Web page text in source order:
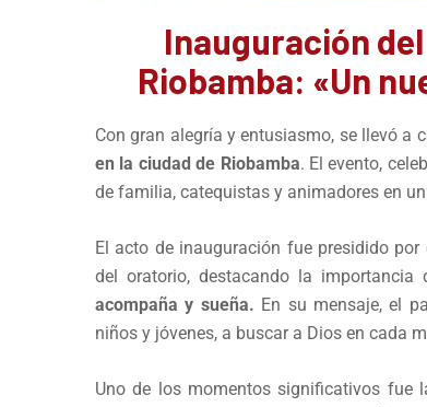
Inauguración
Riobamba: «Un
Con gran alegría y entusiasmo, se llevó a
en la ciudad de Riobamba. El evento,
de familia, catequistas y animadores en
El acto de inauguración fue presidido
del oratorio, destacando la
acompaña y sueña. En su mensaje, el
niños y jóvenes, a buscar a Dios en cada
Uno de los momentos significativos fue